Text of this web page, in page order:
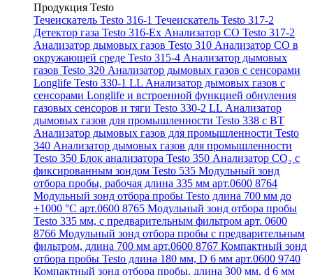
Продукция Testo
Течеискатель Testo 316-1 Течеискатель Testo 317-2
Детектор газа Testo 316-Ex Анализатор CO Testo 317-2
Анализатор дымовых газов Testo 310 Анализатор CO в
окружающей среде Testo 315-4 Анализатор дымовых
газов Testo 320 Анализатор дымовых газов с сенсорами
Longlife Testo 330-1 LL Анализатор дымовых газов с
сенсорами Longlife и встроенной функцией обнуления
газовых сенсоров и тяги Testo 330-2 LL Анализатор
дымовых газов для промышленности Testo 338 с BT
Анализатор дымовых газов для промышленности Testo
340 Анализатор дымовых газов для промышленности
Testo 350 Блок анализатора Testo 350 Анализатор СО₂ с
фиксированным зондом Testo 535 Модульный зонд
отбора пробы, рабочая длина 335 мм арт.0600 8764
Модульный зонд отбора пробы Testo длина 700 мм до
+1000 °С арт.0600 8765 Модульный зонд отбора пробы
Testo 335 мм, с предварительным фильтром арт. 0600
8766 Модульный зонд отбора пробы с предварительным
фильтром, длина 700 мм арт.0600 8767 Компактный зонд
отбора пробы Testo длина 180 мм, D 6 мм арт.0600 9740
Компактный зонд отбора пробы, длина 300 мм, d 6 мм